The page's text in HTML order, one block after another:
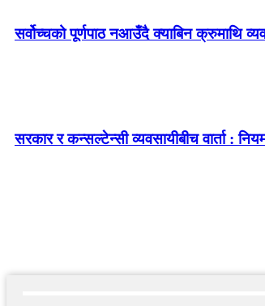
सर्वोच्चको पूर्णपाठ नआउँदै क्याबिन क्रुमाथि
सरकार र कन्सल्टेन्सी व्यवसायीबीच वार्ता :